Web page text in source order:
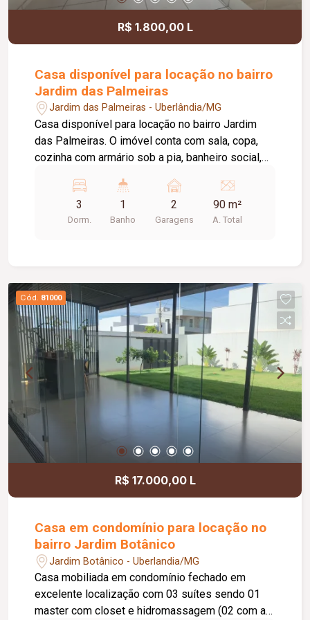
R$ 1.800,00 L
Casa disponível para locação no bairro
Jardim das Palmeiras
Jardim das Palmeiras - Uberlândia/MG
Casa disponível para locação no bairro Jardim
das Palmeiras. O imóvel conta com sala, copa,
cozinha com armário sob a pia, banheiro social,
garagem para dois carros em gaveta. Uma ótima
opção para quem busca praticidade em um bairro
tranquilo e bem localizado! Agende sua visita e
3
Dorm.
1
Banho
2
Garagens
90 m²
A. Total
Cód. 81000
R$ 17.000,00 L
Casa em condomínio para locação no
bairro Jardim Botânico
Jardim Botânico - Uberlandia/MG
Casa mobiliada em condomínio fechado em
excelente localização com 03 suítes sendo 01
master com closet e hidromassagem (02 com ar